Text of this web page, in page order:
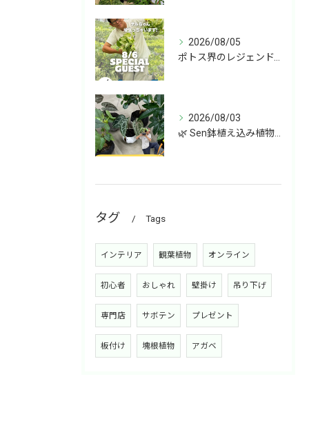
2026/08/05
2026/08/03
タグ Tags
インテリア 観葉植物 オンライン
初心者 おしゃれ 壁掛け 吊り下げ
専門店 サボテン プレゼント
板付け 塊根植物 アガベ